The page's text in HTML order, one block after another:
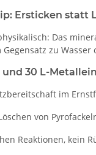
Ersticken statt
Das
zu
und 30 L-
im
von
Reaktionen, kein